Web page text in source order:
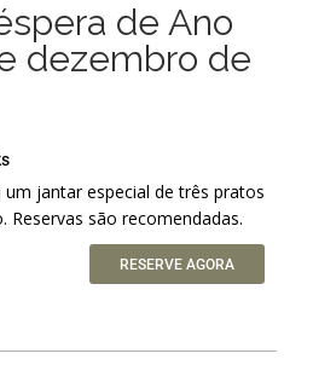
de Ano
dezembro de
jantar especial de três pratos
Reservas são recomendadas.
RESERVE AGORA